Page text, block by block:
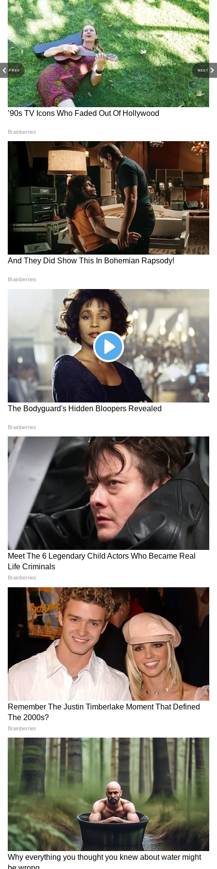
PREV NEXT
5
Image Credit :Instagram
पढ़ाई के अलावा क्या करती हैं जीवा?
जीवा पढ़ाई के साथ-साथ कई एक्टिविटीज में भी हिस्सा
करती हैं। डांस और मस्ती करना उन्हें बेहद पसंद है। पालतू
जानवरों, खासकर डॉग्स, के साथ समय बिताना पसंद
करती हैं। स्कूल की को-करिकुलर एक्टिविटीज में हिस्सा
लेती हैं। उनके कई वीडियो और तस्वीरें सोशल मीडिया पर
वायरल होती रहती हैं।
4
Instagram
जीवा का सोशल मीडिया अकाउंट
जीवा का Instagram पर एक ऑफिशियन अकाउंट है,
जिसे उनकी मां साक्षी धोनी मैनेज करती हैं। इस अकाउंट
पर जीवा की फैमिली, दोस्तों, ट्रैवल, पढ़ाई और खास पलों
की तस्वीरें और वीडियो शेयर किए जाते हैं। उनके सोशल
मीडिया पर लाखों फॉलोअर्स हैं।
5
5
Image Credit :Instagram
जीवा के बारे में दिलचस्प बातें
जीवा कैमरे के सामने काफी सहज रहती हैं। आईपीएल के
दौरान वह अक्सर अपनी मां के साथ चेन्नई सुपर किंग्स
(CSK) को चीयर करती नजर आती हैं। एमएस धोनी और
साक्षी हमेशा कोशिश करते हैं कि जीवा का बचपन सामान्य
और निजी माहौल में बीते। धोनी परिवार अपनी निजी
जिंदगी को लाइमलाइट से दूर रखने की कोशिश करता है।
सबसे ज्यादा सर्च किए जाने सवाल
1. एमएस धोनी की बेटी जीवा की उम्र कितनी है?
साल 2026 के अनुसार जीवा सिंह धोनी 11 साल की हैं।
2. जीवा धोनी किस स्कूल में पढ़ती हैं?
जीवा रांची के Taurian World School में पढ़ाई करती
हैं।
3. क्या जीवा धोनी सोशल मीडिया पर हैं?
हां, जीवा का एक आधिकारिक Instagram अकाउंट है,
जिसे उनकी मां साक्षी धोनी मैनेज करती हैं।
LATEST VIDEOS